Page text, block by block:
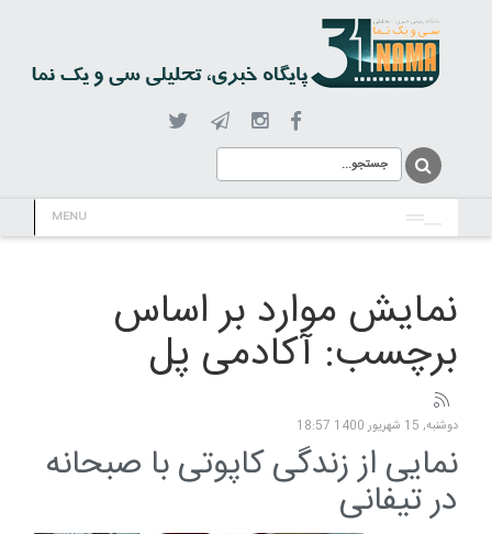
MENU
نمایش موارد بر اساس
برچسب: آکادمی پل
دوشنبه, 15 شهریور 1400 18:57
نمایی از زندگی کاپوتی با صبحانه
در تیفانی